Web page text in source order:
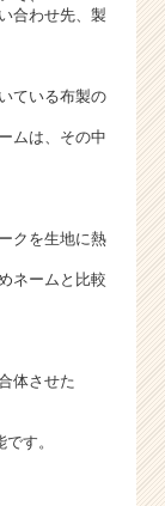
合わせ先、製
ている布製の
ムは、その中
クを生地に熱
ネームと比較
体させた
す。